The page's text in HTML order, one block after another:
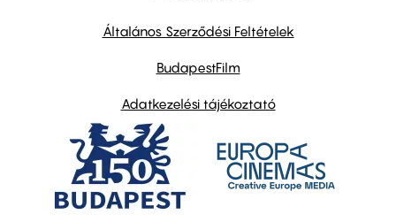
Általános Szerződési Feltételek
BudapestFilm
Adatkezelési tájékoztató